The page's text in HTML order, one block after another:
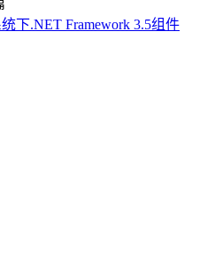
下.NET Framework 3.5组件